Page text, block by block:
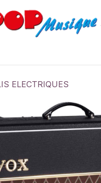
contenu
ELECTRIQUES